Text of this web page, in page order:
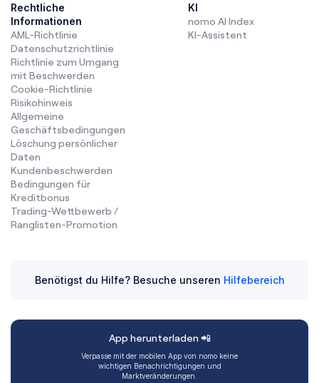
Rechtliche
Informationen
AML-Richtlinie
Datenschutzrichtlinie
Richtlinie zum Umgang
mit Beschwerden
Cookie-Richtlinie
Risikohinweis
Allgemeine
Geschäftsbedingungen
Löschung persönlicher
Daten
Kundenbeschwerden
Bedingungen für
Kreditbonus
Trading-Wettbewerb /
Ranglisten-Promotion
KI
nomo AI Index
KI-Assistent
Benötigst du Hilfe? Besuche unseren Hilfebereich
App herunterladen 📲
Verpasse mit der mobilen App von nomo keine
wichtigen Benachrichtigungen und
Marktveränderungen.